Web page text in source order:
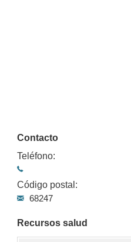
Contacto
Teléfono:
Código postal:
68247
Recursos salud